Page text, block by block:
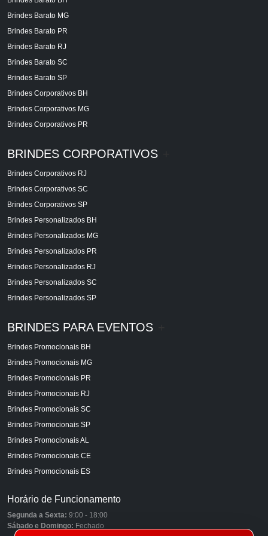
Brindes Barato MG
Brindes Barato PR
Brindes Barato RJ
Brindes Barato SC
Brindes Barato SP
Brindes Corporativos BH
Brindes Corporativos MG
Brindes Corporativos PR
BRINDES CORPORATIVOS
Brindes Corporativos RJ
Brindes Corporativos SC
Brindes Corporativos SP
Brindes Personalizados BH
Brindes Personalizados MG
Brindes Personalizados PR
Brindes Personalizados RJ
Brindes Personalizados SC
Brindes Personalizados SP
BRINDES PARA EVENTOS
Brindes Promocionais BH
Brindes Promocionais MG
Brindes Promocionais PR
Brindes Promocionais RJ
Brindes Promocionais SC
Brindes Promocionais SP
Brindes Promocionais AL
Brindes Promocionais CE
Brindes Promocionais ES
Horário de Funcionamento
Segunda a Sexta: 9:00 - 18:00
Sábado e Domingo: Fechado